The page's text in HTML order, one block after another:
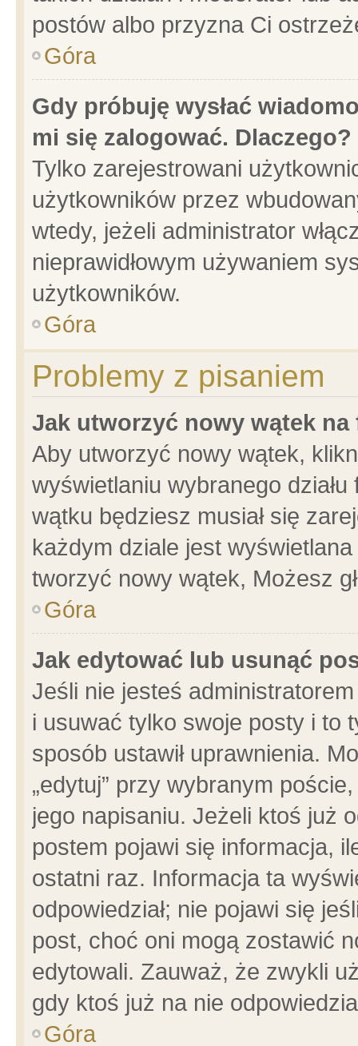
postów albo przyzna Ci
Góra
Gdy próbuję wysłać
mi się zalogować. Dlaczego?
Tylko zarejestrowani
użytkowników przez
wtedy, jeżeli administrator
nieprawidłowym używaniem
użytkowników.
Góra
Problemy z pisaniem
Jak utworzyć nowy wątek na
Aby utworzyć nowy wątek,
wyświetlaniu wybranego
wątku będziesz musiał się
każdym dziale jest
tworzyć nowy wątek, Możesz
Góra
Jak edytować lub usunąć
Jeśli nie jesteś
i usuwać tylko swoje posty i to
sposób ustawił uprawnienia.
„edytuj” przy wybranym
jego napisaniu. Jeżeli ktoś już
postem pojawi się informacja,
ostatni raz. Informacja ta
odpowiedział; nie pojawi się
post, choć oni mogą zostawić
edytowali. Zauważ, że zwykli
gdy ktoś już na nie
Góra